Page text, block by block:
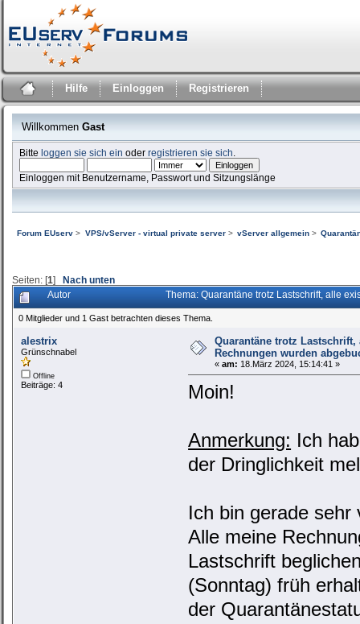
Hilfe Einloggen Registrieren
Willkommen Gast
Bitteloggen sie sich ein oderregistrieren sie sich
Einloggen mit Benutzername, Passwort und Sitzungslänge
Forum EUserv > VPS/vServer - virtual private server> vServer allgemein>
Seiten: [1] Nach unten
Autor Thema: Quarantäne trotz Lastschrift, alle
0 Mitglieder und 1 Gast betrachten dieses Thema.
alestrix
Grünschnabel
Offline
Beiträge: 4
Quarantäne trotz Lastschrift,
Rechnungen wurden
« am: 18.März 2024, 15:14:41 »
Moin!
Anmerkung: Ich
der Dringlichkeit
Ich bin gerade
Alle meine
Lastschrift
(Sonntag) früh
der